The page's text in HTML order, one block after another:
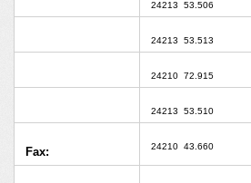
24213 53.506
24213 53.513
24210 72.915
24213 53.510
Fax: 24210 43.660